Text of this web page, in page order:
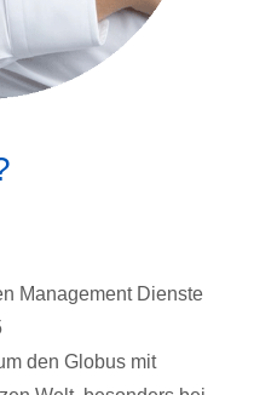
Management Dienste
den Globus mit